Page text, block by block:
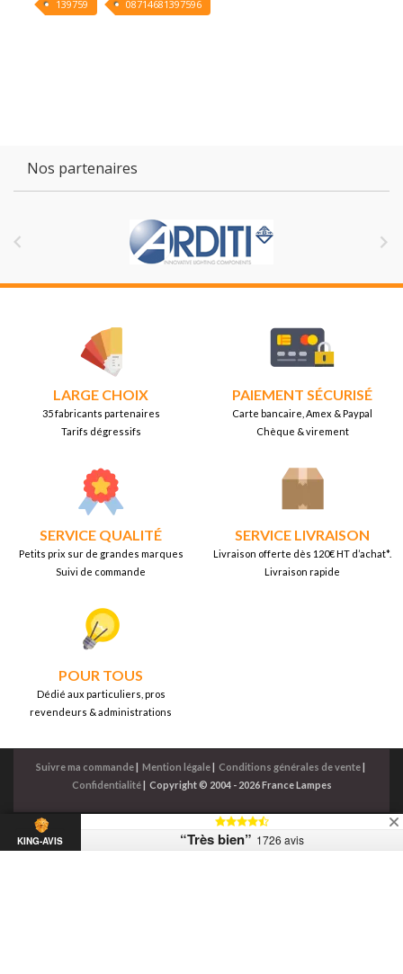
139759 08714681397596
Nos partenaires
 
LARGE CHOIX
35 fabricants partenaires
Tarifs dégressifs
PAIEMENT SÉCURISÉ
Carte bancaire, Amex & Paypal
Chèque & virement
SERVICE QUALITÉ
Petits prix sur de grandes marques
Suivi de commande
SERVICE LIVRAISON
Livraison offerte dès 120€ HT d’achat*.
Livraison rapide
POUR TOUS
Dédié aux particuliers, pros
revendeurs & administrations
Suivre ma commande| Mention légale| Conditions générales de vente|
Confidentialité| Copyright © 2004 - 2026 France Lampes
KING-AVIS “Très bien” 1726 avis